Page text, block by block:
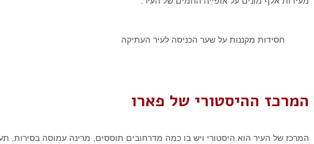
חסידות מקננות על שער הכניסה לעיר העתיקה
המרכז ההיסטורי של פארו
המרכז של העיר הוא היסטורי ויש בו כמה מדרחובים תוססים, מרינה עמוסה